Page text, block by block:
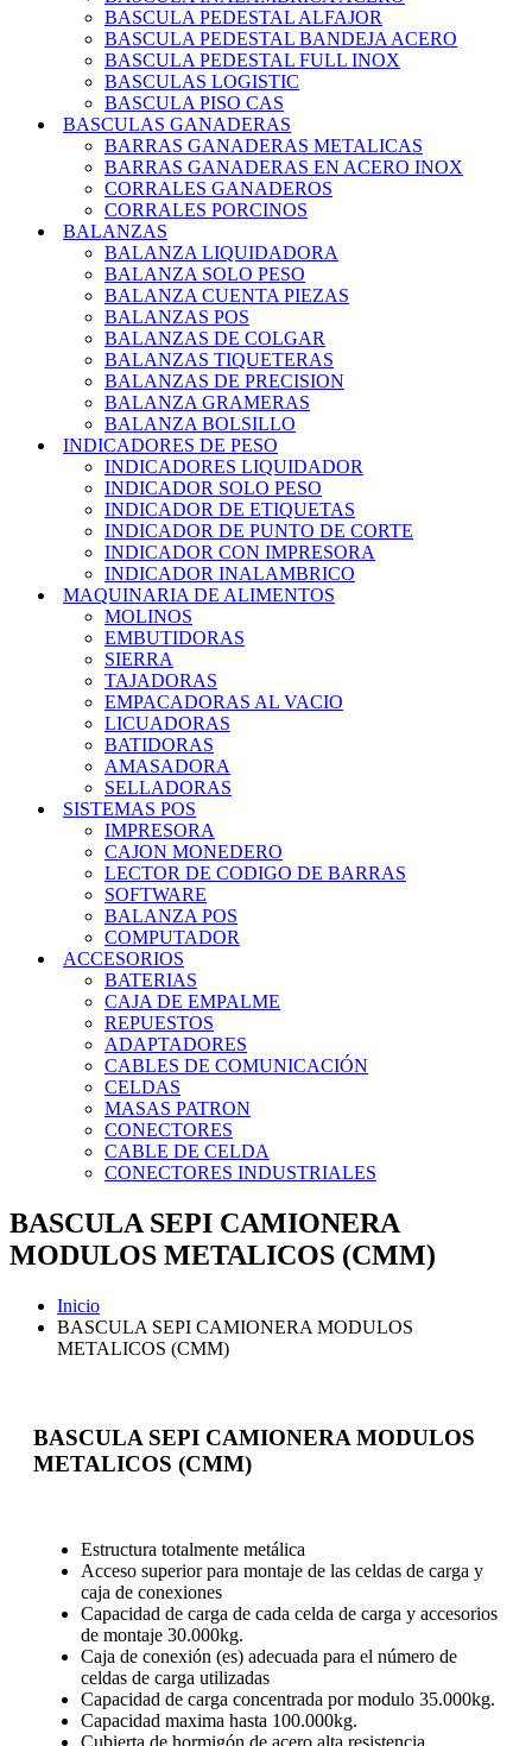
BASCULA PEDESTAL ALFAJOR
BASCULA PEDESTAL BANDEJA ACERO
BASCULA PEDESTAL FULL INOX
BASCULAS LOGISTIC
BASCULA PISO CAS
BASCULAS GANADERAS
BARRAS GANADERAS METALICAS
BARRAS GANADERAS EN ACERO INOX
CORRALES GANADEROS
CORRALES PORCINOS
BALANZAS
BALANZA LIQUIDADORA
BALANZA SOLO PESO
BALANZA CUENTA PIEZAS
BALANZAS POS
BALANZAS DE COLGAR
BALANZAS TIQUETERAS
BALANZAS DE PRECISION
BALANZA GRAMERAS
BALANZA BOLSILLO
INDICADORES DE PESO
INDICADORES LIQUIDADOR
INDICADOR SOLO PESO
INDICADOR DE ETIQUETAS
INDICADOR DE PUNTO DE CORTE
INDICADOR CON IMPRESORA
INDICADOR INALAMBRICO
MAQUINARIA DE ALIMENTOS
MOLINOS
EMBUTIDORAS
SIERRA
TAJADORAS
EMPACADORAS AL VACIO
LICUADORAS
BATIDORAS
AMASADORA
SELLADORAS
SISTEMAS POS
IMPRESORA
CAJON MONEDERO
LECTOR DE CODIGO DE BARRAS
SOFTWARE
BALANZA POS
COMPUTADOR
ACCESORIOS
BATERIAS
CAJA DE EMPALME
REPUESTOS
ADAPTADORES
CABLES DE COMUNICACIÓN
CELDAS
MASAS PATRON
CONECTORES
CABLE DE CELDA
CONECTORES INDUSTRIALES
BASCULA SEPI CAMIONERA
MODULOS METALICOS (CMM)
Inicio
BASCULA SEPI CAMIONERA MODULOS
METALICOS (CMM)
BASCULA SEPI CAMIONERA MODULOS
METALICOS (CMM)
Estructura totalmente metálica
Acceso superior para montaje de las celdas de carga y
caja de conexiones
Capacidad de carga de cada celda de carga y accesorios
de montaje 30.000kg.
Caja de conexión (es) adecuada para el número de
celdas de carga utilizadas
Capacidad de carga concentrada por modulo 35.000kg.
Capacidad maxima hasta 100.000kg.